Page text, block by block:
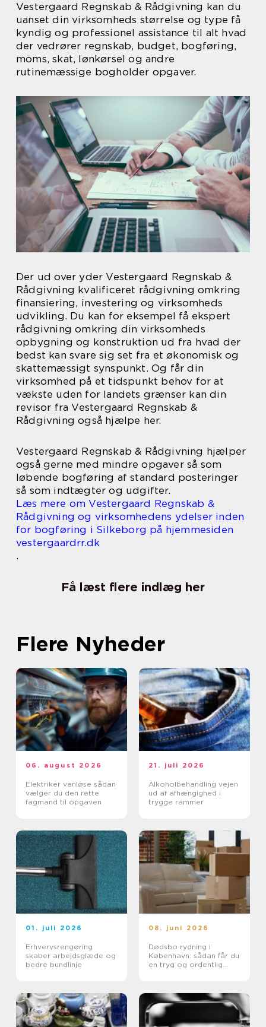
Vestergaard Regnskab & Rådgivning kan du
uanset din virksomheds størrelse og type få
kyndig og professionel assistance til alt hvad
der vedrører regnskab, budget, bogføring,
moms, skat, lønkørsel og andre
rutinemæssige bogholder opgaver.
Der ud over yder Vestergaard Regnskab &
Rådgivning kvalificeret rådgivning omkring
finansiering, investering og virksomheds
udvikling. Du kan for eksempel få ekspert
rådgivning omkring din virksomheds
opbygning og konstruktion ud fra hvad der
bedst kan svare sig set fra et økonomisk og
skattemæssigt synspunkt. Og får din
virksomhed på et tidspunkt behov for at
vækste uden for landets grænser kan din
revisor fra Vestergaard Regnskab &
Rådgivning også hjælpe her.
Vestergaard Regnskab & Rådgivning hjælper
også gerne med mindre opgaver så som
løbende bogføring af standard posteringer
så som indtægter og udgifter.
Læs mere om Vestergaard Regnskab &
Rådgivning og virksomhedens ydelser inden
for bogføring i Silkeborg på hjemmesiden
vestergaardrr.dk
.
Få læst flere indlæg her
Flere Nyheder
06. august 2026
Elektriker vanløse sådan
vælger du den rette
fagmand til opgaven
21. juli 2026
Alkoholbehandling vejen
ud af afhængighed i
trygge rammer
01. juli 2026
Erhvervsrengøring
skaber arbejdsglæde og
bedre bundlinje
08. juni 2026
Dødsbo rydning i
København: sådan får du
en tryg og ordentlig